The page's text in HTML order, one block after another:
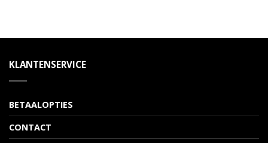
KLANTENSERVICE
BETAALOPTIES
CONTACT